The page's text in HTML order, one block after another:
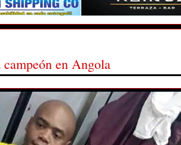
en Angola